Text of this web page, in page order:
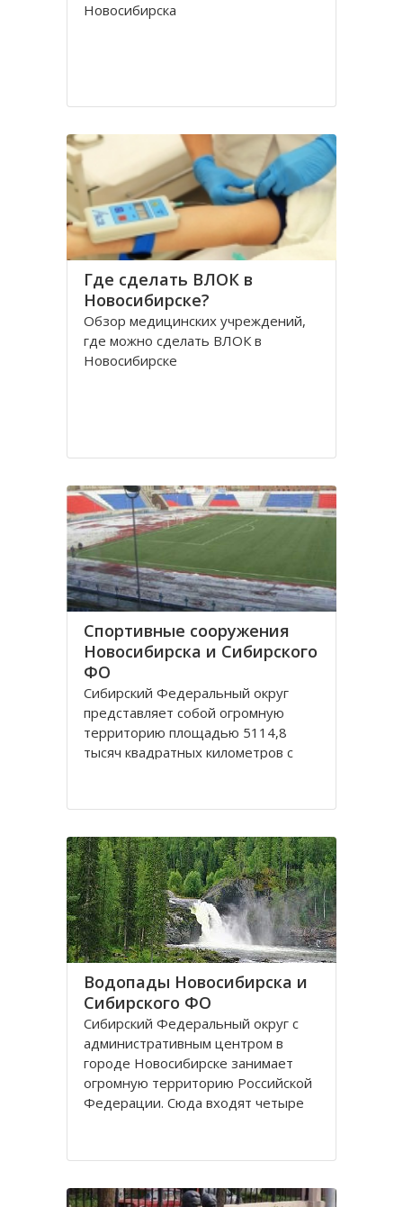
Новосибирска
Где сделать ВЛОК в
Новосибирске?
Обзор медицинских учреждений,
где можно сделать ВЛОК в
Новосибирске
Спортивные сооружения
Новосибирска и Сибирского
ФО
Сибирский Федеральный округ
представляет собой огромную
территорию площадью 5114,8
тысяч квадратных километров с
поселках, селах, деревнях. Главный
Крупные города Сибирского округа
это: Абакан и Ангарск; Барнаул и
Водопады Новосибирска и
Сибирского ФО
Сибирский Федеральный округ с
административным центром в
городе Новосибирске занимает
огромную территорию Российской
Федерации. Сюда входят четыре
– Алтайский и Красноярский, и
Кемеровская